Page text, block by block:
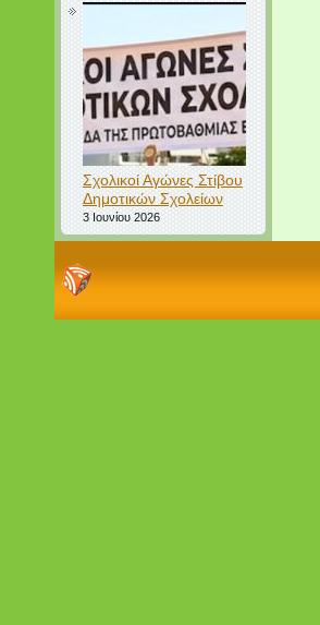
Σχολικοί Αγώνες Στίβου
Δημοτικών Σχολείων
3 Ιουνίου 2026